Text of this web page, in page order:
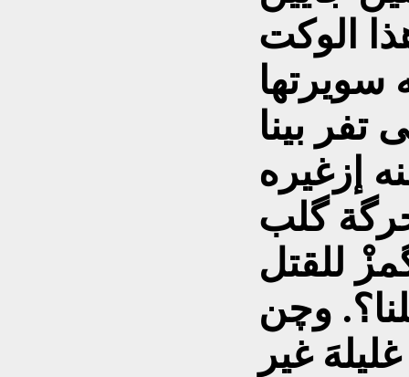
الوكت
سويرتها
إزغيره
للقتل
وچن
غير